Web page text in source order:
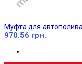
Муфта для
970.56 грн.